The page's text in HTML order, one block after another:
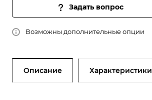
Задать вопрос
Возможны дополнительные опции
Описание Характеристики